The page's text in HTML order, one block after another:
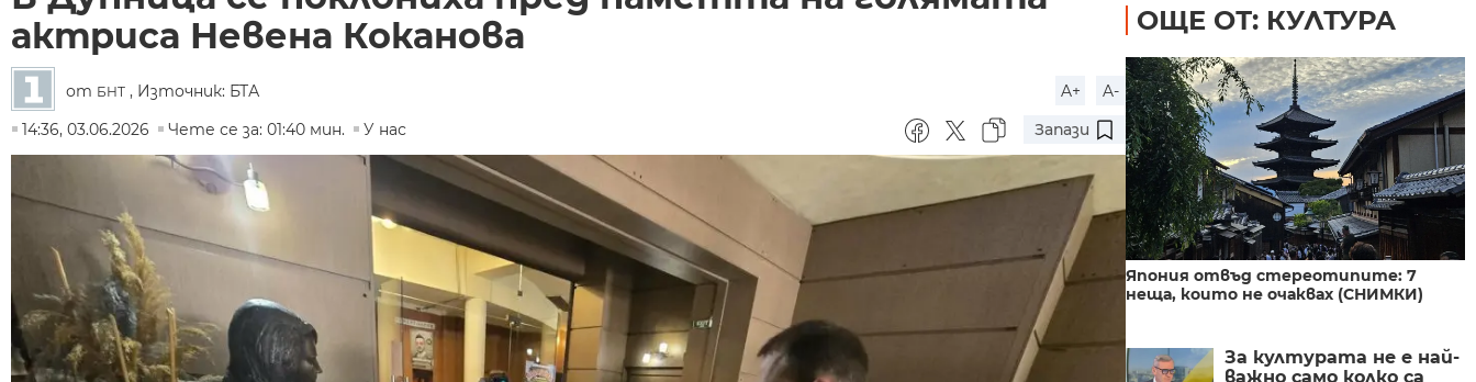
актриса Невена Коканова
от БНТ , Източник: БТА A+
A-
14:36, 03.06.2026
Чете се за: 01:40 мин. У нас Запази
ОЩЕ ОТ: КУЛТУРА
Япония отвъд стереотипите: 7
неща, които не очаквах (СНИМКИ)
За културата не е най-
важно само колко са